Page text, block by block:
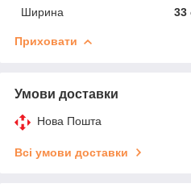
Ширина
33
Приховати
Умови доставки
Нова Пошта
Всі умови доставки